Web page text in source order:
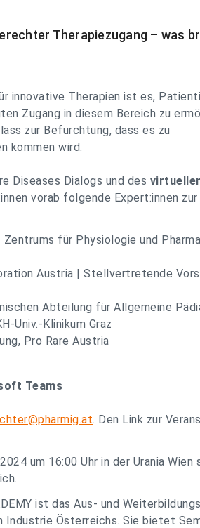
Therapiezugang – was
innovative Therapien ist es,
Zugang in diesem Bereich zu
zur Befürchtung, dass es zu
kommen wird.
Diseases Dialogs und des
vorab folgende Expert:innen zur
für Physiologie und
Austria | Stellvertretende
Abteilung für Allgemeine
Univ.-Klinikum Graz
Pro Rare Austria
Teams
. Den Link zur
um 16:00 Uhr in der Urania Wien
ist das Aus- und
Industrie Österreichs. Sie bietet